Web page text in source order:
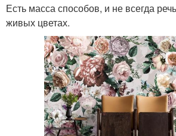
Есть масса способов, и не всегда
живых цветах.